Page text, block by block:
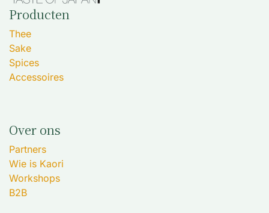
Producten
Thee
Sake
Spices
Accessoires
Over ons
Partners
Wie is Kaori
Workshops
B2B